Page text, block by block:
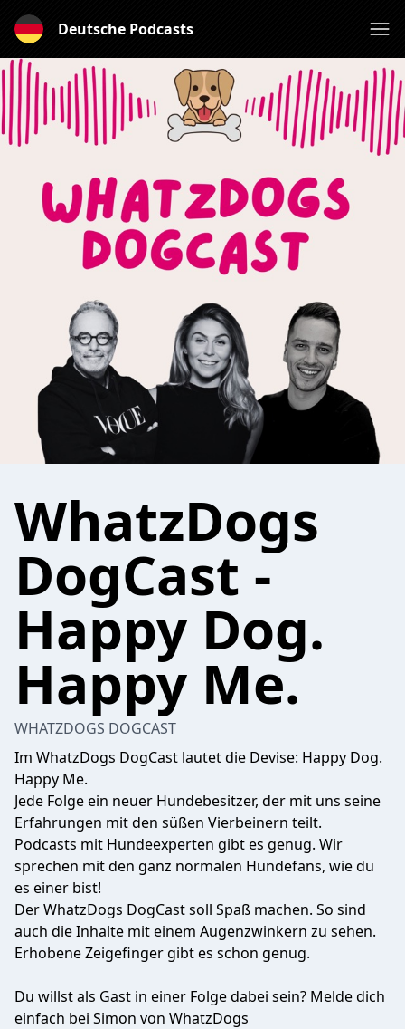
Deutsche Podcasts
WhatzDogs
DogCast -
Happy Dog.
Happy Me.
WHATZDOGS DOGCAST
Im WhatzDogs DogCast lautet die Devise: Happy Dog.
Happy Me.
Jede Folge ein neuer Hundebesitzer, der mit uns seine
Erfahrungen mit den süßen Vierbeinern teilt.
Podcasts mit Hundeexperten gibt es genug. Wir
sprechen mit den ganz normalen Hundefans, wie du
es einer bist!
Der WhatzDogs DogCast soll Spaß machen. So sind
auch die Inhalte mit einem Augenzwinkern zu sehen.
Erhobene Zeigefinger gibt es schon genug.
Du willst als Gast in einer Folge dabei sein? Melde dich
einfach bei Simon von WhatzDogs